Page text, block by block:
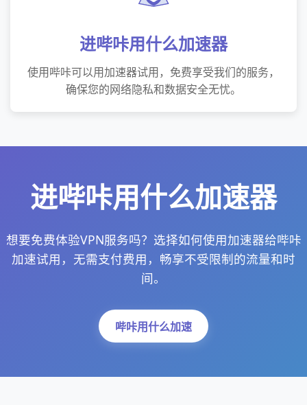
进哔咔用什么加速器
使用哔咔可以用加速器试用，免费享受我们的服务，
确保您的网络隐私和数据安全无忧。
进哔咔用什么加速器
想要免费体验VPN服务吗？选择如何使用加速器给哔咔
加速试用，无需支付费用，畅享不受限制的流量和时
间。
哔咔用什么加速